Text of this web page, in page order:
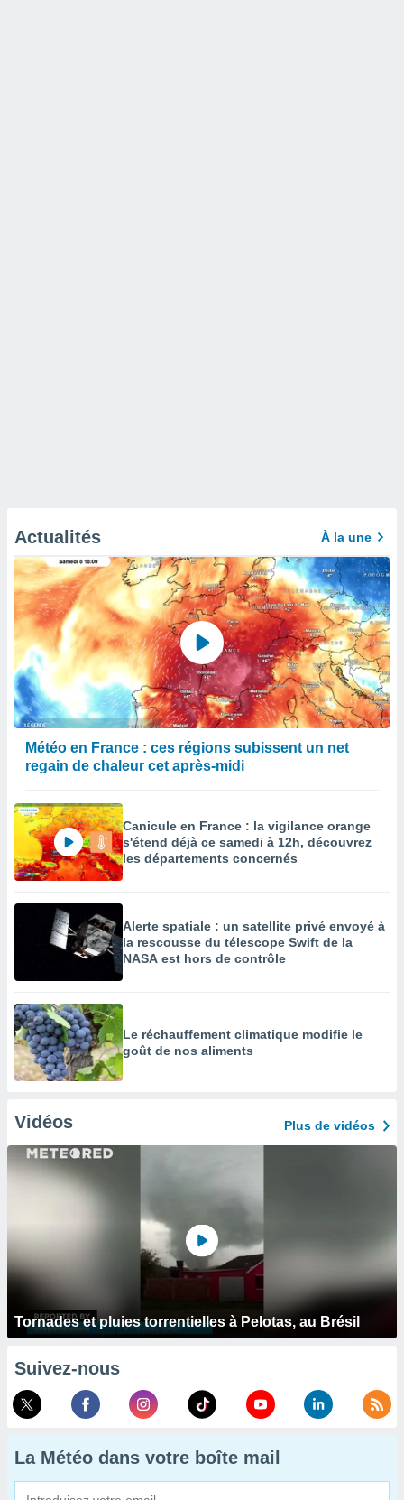
Actualités À la une
Météo en France : ces régions subissent un net
regain de chaleur cet après-midi
Canicule en France : la vigilance orange
s'étend déjà ce samedi à 12h, découvrez
les départements concernés
Alerte spatiale : un satellite privé envoyé à
la rescousse du télescope Swift de la
NASA est hors de contrôle
Le réchauffement climatique modifie le
goût de nos aliments
Vidéos Plus de vidéos
Tornades et pluies torrentielles à Pelotas, au Brésil
Suivez-nous
La Météo dans votre boîte mail